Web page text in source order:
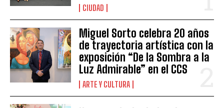
CIUDAD
Miguel Sorto celebra 20 años
de trayectoria artística con la
exposición “De la Sombra a la
Luz Admirable” en el CCS
ARTE Y CULTURA